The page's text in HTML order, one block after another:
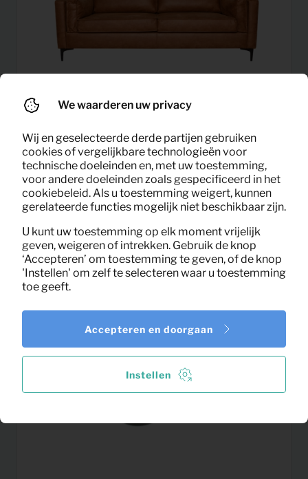
Bank 2 zits Barca (cognac)
22,92
Per maand
(excl. BTW)
We waarderen uw privacy
Wij en geselecteerde derde partijen gebruiken
cookies of vergelijkbare technologieën voor
technische doeleinden en, met uw toestemming,
voor andere doeleinden zoals gespecificeerd in het
cookiebeleid. Als u toestemming weigert, kunnen
gerelateerde functies mogelijk niet beschikbaar zijn.
U kunt uw toestemming op elk moment vrijelijk
geven, weigeren of intrekken. Gebruik de knop
‘Accepteren’ om toestemming te geven, of de knop
'Instellen' om zelf te selecteren waar u toestemming
toe geeft.
Instellen
Accepteren en doorgaan